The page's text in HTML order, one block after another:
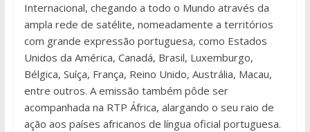
Internacional, chegando a todo o Mundo através da
ampla rede de satélite, nomeadamente a territórios
com grande expressão portuguesa, como Estados
Unidos da América, Canadá, Brasil, Luxemburgo,
Bélgica, Suíça, França, Reino Unido, Austrália, Macau,
entre outros. A emissão também pôde ser
acompanhada na RTP África, alargando o seu raio de
ação aos países africanos de língua oficial portuguesa.